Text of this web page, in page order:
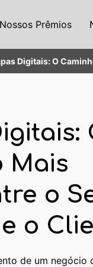
Nossos Prêmios
Digitais: O
Mais
o
o
de um negócio